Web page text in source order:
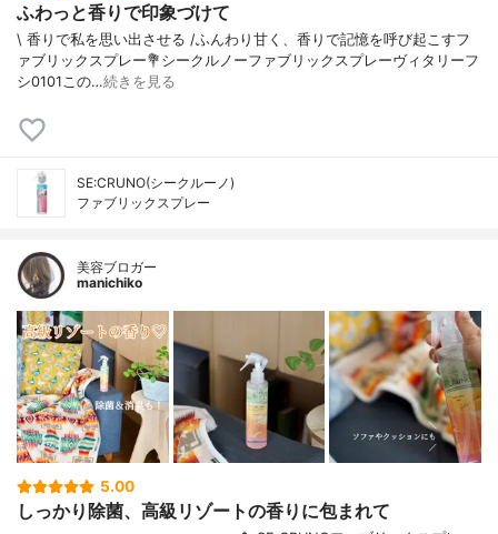
ふわっと香りで印象づけて
\ 香りで私を思い出させる /⁡⁡ふんわり甘く、香りで記憶を呼び起こすフ
ァブリックスプレー⁡⁡⁡💐シークルノーファブリックスプレーヴィタリーフ
シ0101⁡⁡この…続きを見る
SE:CRUNO(シークルーノ)
ファブリックスプレー
美容ブロガー
manichiko
5.00
しっかり除菌、高級リゾートの香りに包まれて